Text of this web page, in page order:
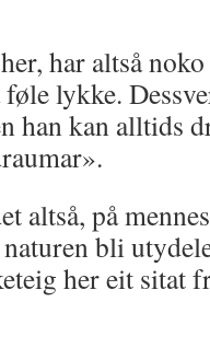
har altså
lykke.
han kan alltids
altså, på
bli
her eit sitat